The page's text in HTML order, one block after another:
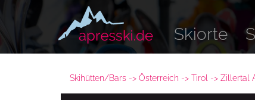
Skiorte
Skihütten/Bars Österreich Tirol Zillertal